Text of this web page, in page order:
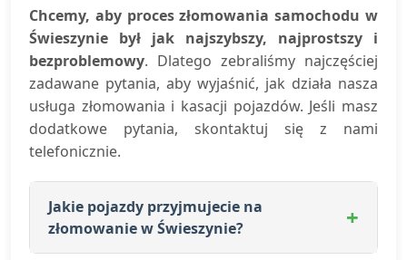
Chcemy, aby proces złomowania samochodu w
Świeszynie był jak najszybszy, najprostszy i
bezproblemowy. Dlatego zebraliśmy najczęściej
zadawane pytania, aby wyjaśnić, jak działa nasza
usługa złomowania i kasacji pojazdów. Jeśli masz
dodatkowe pytania, skontaktuj się z nami
telefonicznie.
Jakie pojazdy przyjmujecie na
złomowanie w Świeszynie?